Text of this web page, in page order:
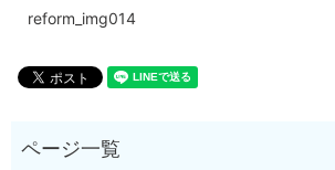
reform_img014